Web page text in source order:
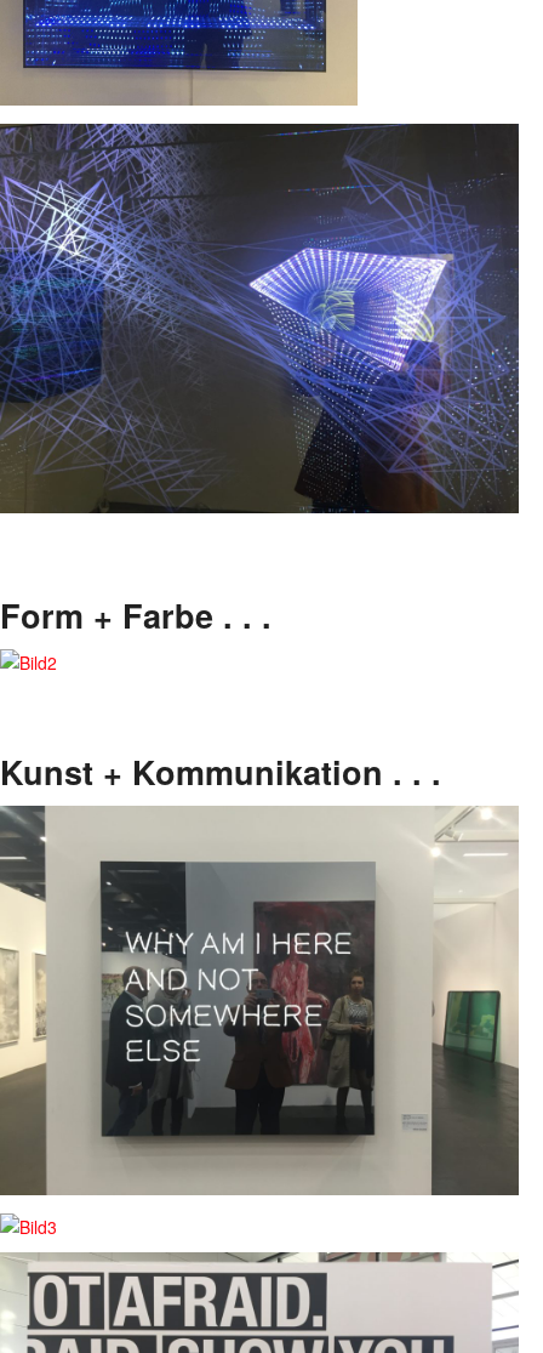
Form + Farbe . . .
Kunst + Kommunikation . . .